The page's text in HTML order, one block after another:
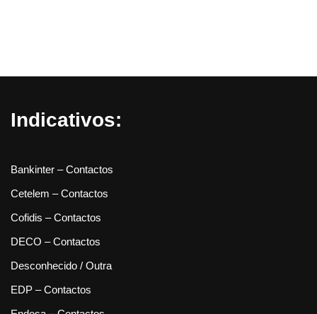
Indicativos:
Bankinter – Contactos
Cetelem – Contactos
Cofidis – Contactos
DECO – Contactos
Desconhecido / Outra
EDP – Contactos